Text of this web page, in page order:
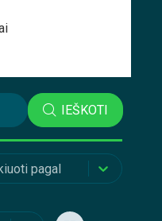
IEŠKOTI
pagal